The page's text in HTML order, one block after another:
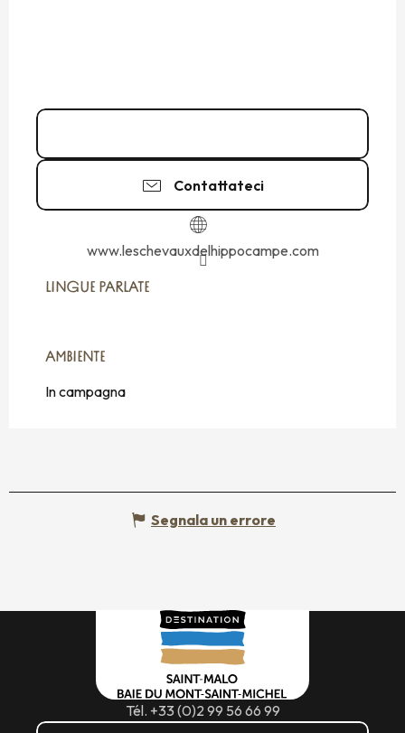
Contattateci
www.leschevauxdelhippocampe.com
LINGUE PARLATE
LINGUE PARLATE
AMBIENTE
AMBIENTE
In campagna
Segnala un errore
Tél. +33 (0)2 99 56 66 99